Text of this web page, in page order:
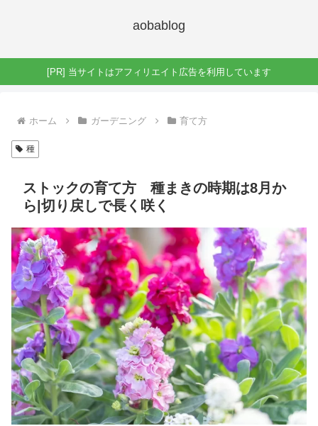
aobablog
[PR] 当サイトはアフィリエイト広告を利用しています
ホーム ガーデニング 育て方
種
ストックの育て方 種まきの時期は8月か
ら|切り戻しで長く咲く